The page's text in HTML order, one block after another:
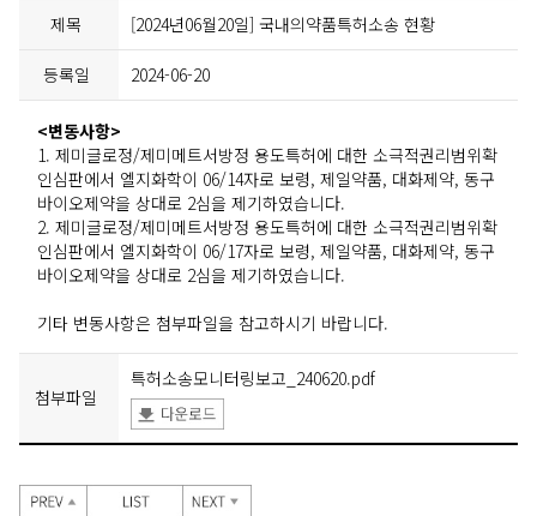
제목 [2024년06월20일] 국내의약품특허소송 현황
등록일 2024-06-20
<변동사항>
1. 제미글로정/제미메트서방정 용도특허에 대한 소극적권리범위확
인심판에서 엘지화학이 06/14자로 보령, 제일약품, 대화제약, 동구
바이오제약을 상대로 2심을 제기하였습니다.
2. 제미글로정/제미메트서방정 용도특허에 대한 소극적권리범위확
인심판에서 엘지화학이 06/17자로 보령, 제일약품, 대화제약, 동구
바이오제약을 상대로 2심을 제기하였습니다.
기타 변동사항은 첨부파일을 참고하시기 바랍니다.
첨부파일
특허소송모니터링보고_240620.pdf